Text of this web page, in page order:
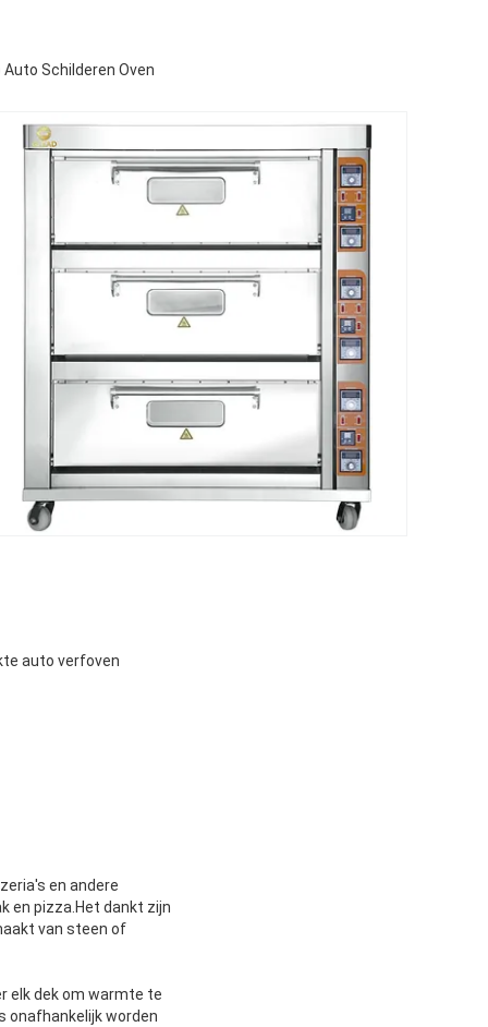
Schilderen Oven
auto verfoven
en andere
en pizza.Het dankt zijn
van steen of
elk dek om warmte te
onafhankelijk worden